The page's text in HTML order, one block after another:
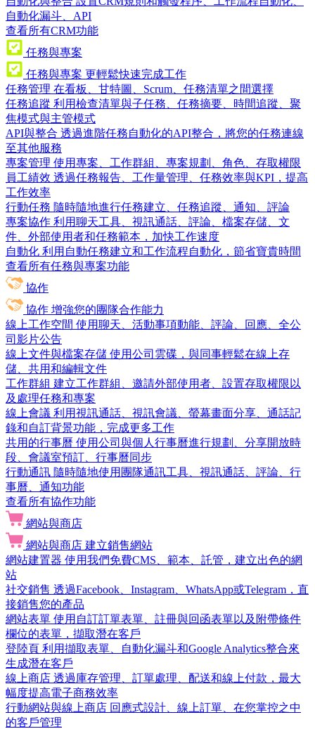
自動化漏斗、API
查看所有CRM功能
任務與專案
任務與專案 更輕鬆快速完成工作
任務管理 在看板、甘特圖、Scrum、任務清單之間選擇
任務追蹤 利用檢查清單與子任務、任務摘要、時間追蹤、聚
焦模式與主管模式
API與整合 透過進階任務自動化的API整合，將您的任務連線
至其他服務
專案管理 使用專案、工作群組、專案規劃、角色、存取權限
員工績效 透過任務報告、工作量管理、任務效率與KPI，提高
工作效率
行動任務 隨時隨地進行任務建立、任務追蹤、通知、評論
專案協作 利用聊天工具、視訊通話、評論、檔案存儲、文
件、外部使用者和任務範本，加快工作速度
自動化 利用自動任務建立和工作流程自動化，節省寶貴時間
查看所有任務與專案功能
協作
協作 增強您的團隊合作能力
線上工作空間 使用聊天、活動事項動能、評論、回應、全公
司影片公告
線上文件與檔案存儲 使用公司雲碟，與同事輕鬆在線上存
儲、共用和編輯文件
工作群組 建立工作群組、邀請外部使用者、設置存取權限以
及處理任務和專案
線上會議 利用視訊通話、視訊會議、螢幕畫面分享、通話記
錄和自訂背景功能，完成更多工作
共用的行事曆 使用公司與個人行事曆進行規劃、分享開放時
段、會議室預訂、行事曆同步
行動通訊 隨時隨地使用團隊通訊工具、視訊通話、評論、行
事曆、通知功能
查看所有協作功能
網站與商店
網站與商店 建立銷售網站
網站建置器 使用我們免費CMS、範本、託管，建立出色的網
站
社交銷售 透過Facebook、Instagram、WhatsApp或Telegram，直
接銷售您的產品
網站表單 使用自訂訂單表單、註冊與回函表單以及附帶條件
欄位的表單，擷取潛在客戶
登陸頁 利用擷取表單、自動化漏斗和Google Analytics整合來
生成潛在客戶
線上商店 透過庫存管理、訂單處理、配送和線上付款，最大
幅度提高電子商務效率
行動網站與線上商店 回應式設計、線上訂單、在您掌控之中
的客戶管理